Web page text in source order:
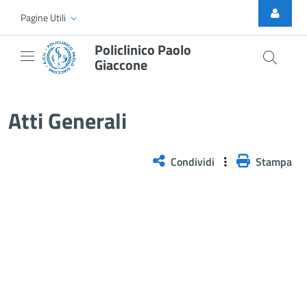
Skip to Main Content
Pagine Utili
Policlinico Paolo
Giaccone
Atti Generali
Condividi Stampa